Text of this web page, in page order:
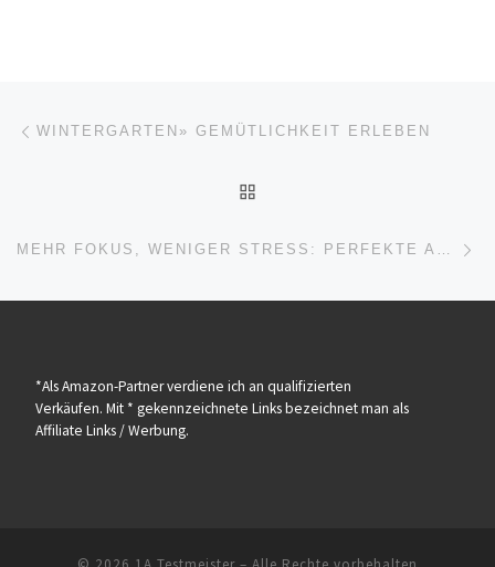
Beitragsnavigation
WINTERGARTEN» GEMÜTLICHKEIT ERLEBEN
MEHR FOKUS, WENIGER STRESS: PERFEKTE ARBEITSPLATZGESTALTUNG
*Als Amazon-Partner verdiene ich an qualifizierten
Verkäufen. Mit * gekennzeichnete Links bezeichnet man als
Affiliate Links / Werbung.